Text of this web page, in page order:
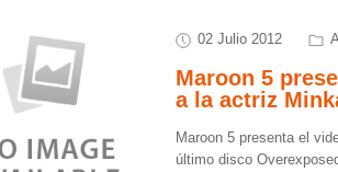
02 Julio 2012
Maroon 5
a la actriz
Maroon 5 presenta el
último disco